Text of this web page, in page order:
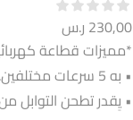
230,00 ر.س